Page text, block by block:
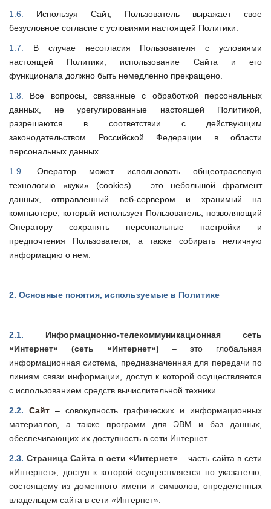
1.6. Используя Сайт, Пользователь выражает свое
безусловное согласие с условиями настоящей Политики.
1.7. В случае несогласия Пользователя с условиями
настоящей Политики, использование Сайта и его
функционала должно быть немедленно прекращено.
1.8. Все вопросы, связанные с обработкой персональных
данных, не урегулированные настоящей Политикой,
разрешаются в соответствии с действующим
законодательством Российской Федерации в области
персональных данных.
1.9. Оператор может использовать общеотраслевую
технологию «куки» (cookies) – это небольшой фрагмент
данных, отправленный веб-сервером и хранимый на
компьютере, который использует Пользователь, позволяющий
Оператору сохранять персональные настройки и
предпочтения Пользователя, а также собирать неличную
информацию о нем.
2. Основные понятия, используемые в Политике
2.1. Информационно-телекоммуникационная сеть
«Интернет» (сеть «Интернет»)
– это глобальная
информационная система, предназначенная для передачи по
линиям связи информации, доступ к которой осуществляется
с использованием средств вычислительной техники.
2.2. Сайт – совокупность графических и информационных
материалов, а также программ для ЭВМ и баз данных,
обеспечивающих их доступность в сети Интернет.
2.3. Страница Сайта в сети «Интернет» – часть сайта в сети
«Интернет», доступ к которой осуществляется по указателю,
состоящему из доменного имени и символов, определенных
владельцем сайта в сети «Интернет».